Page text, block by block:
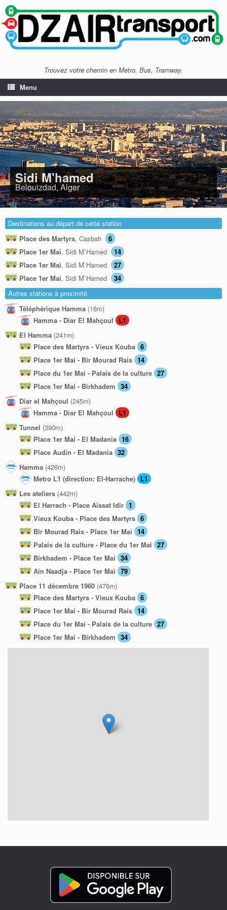
Trouvez votre chemin en Metro, Bus, Tramway.
Menu
Sidi M'hamed
Belouizdad, Alger
Destinations au départ de cette station
Place des Martyrs, Casbah
6
Place 1er Mai, Sidi M`Hamed
14
Place 1er Mai, Sidi M`Hamed
27
Place 1er Mai, Sidi M`Hamed
34
Autres stations à proximité
Téléphérique Hamma (16m)
Hamma - Diar El Mahçoul
L1
El Hamma (241m)
Place des Martyrs - Vieux Kouba 6
Place 1er Mai - Bir Mourad Rais 14
Place du 1er Mai - Palais de la culture 27
Place 1er Mai - Birkhadem 34
Diar el Mahçoul (245m)
Hamma - Diar El Mahçoul
L1
Tunnel (390m)
Place 1er Mai - El Madania 16
Place Audin - El Madania 32
Hamma (426m)
Metro L1 (direction: El-Harrache) L1
Les ateliers (442m)
El Harrach - Place Aissat Idir 1
Vieux Kouba - Place des Martyrs 6
Bir Mourad Rais - Place 1er Mai 14
Palais de la culture - Place du 1er Mai 27
Birkhadem - Place 1er Mai 34
Ain Naadja - Place 1er Mai 79
Place 11 décembre 1960 (476m)
Place des Martyrs - Vieux Kouba 6
Place 1er Mai - Bir Mourad Rais 14
Place du 1er Mai - Palais de la culture 27
Place 1er Mai - Birkhadem 34